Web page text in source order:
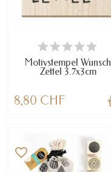
NUR NOCH WENIGE TEILE
VERFÜGBAR
Motivstempel Wunsch
Zettel 3.7x3cm
8,80 CHF
favorite_border